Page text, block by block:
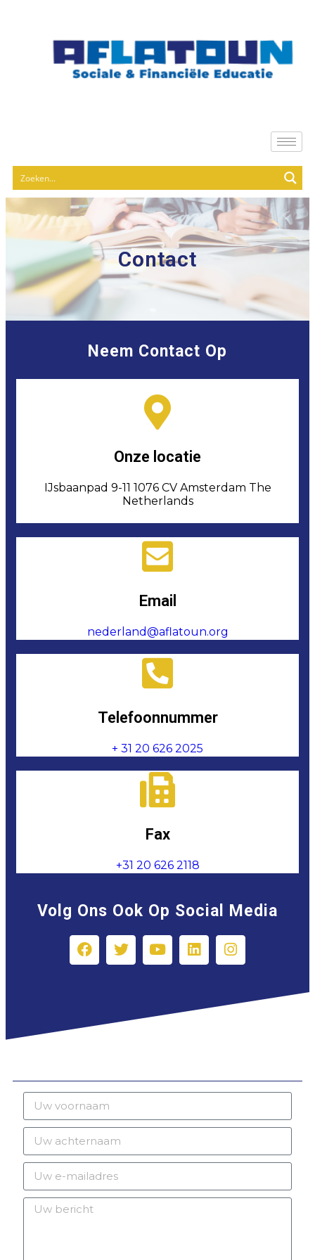
Contact
Neem Contact Op
Onze locatie
IJsbaanpad 9-11 1076 CV Amsterdam The
Netherlands
Email
nederland@aflatoun.org
Telefoonnummer
+ 31 20 626 2025
Fax
+31 20 626 2118
Volg Ons Ook Op Social Media